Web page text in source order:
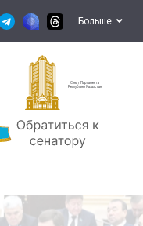
Больше
Сенат Парламента
Республики Казахстан